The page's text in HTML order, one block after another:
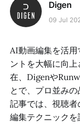
Digen
09 Jul
AI動画編集を活
ントを大幅に向
在、Digenや
とで、プロ並み
記事では、視聴
編集テクニックを